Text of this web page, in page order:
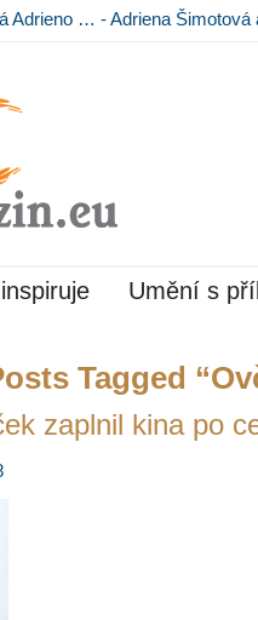
Adrieno … - Adriena Šimotová
Umění s
Tagged
zaplnil kina po